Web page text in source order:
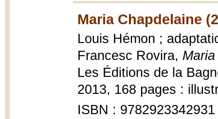
Maria Chapdelaine
Louis Hémon ;
Francesc Rovira,
Les Éditions de la
2013, 168 pages :
ISBN :